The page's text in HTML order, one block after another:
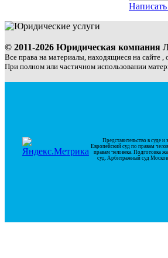
© 2011-2026 Юридическая
Все права на материалы, находящиеся на сайте ,
При полном или частичном использовании
Представительство в суде
Европейский суд по правам
правам человека. Подготовка
суд. Арбитражный суд